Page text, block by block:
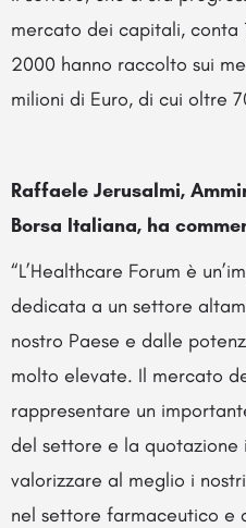
mercato dei capitali, conta
2000 hanno raccolto sui
milioni di Euro, di cui oltre
Raffaele Jerusalmi,
Borsa Italiana, ha
“L’Healthcare Forum è
dedicata a un settore
nostro Paese e dalle
molto elevate. Il mercato
rappresentare un
del settore e la quotazione
valorizzare al meglio i
nel settore farmaceutico e